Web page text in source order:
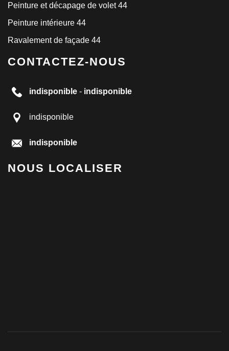
Peinture et décapage de volet 44
Peinture intérieure 44
Ravalement de façade 44
CONTACTEZ-NOUS
indisponible - indisponible
indisponible
indisponible
NOUS LOCALISER